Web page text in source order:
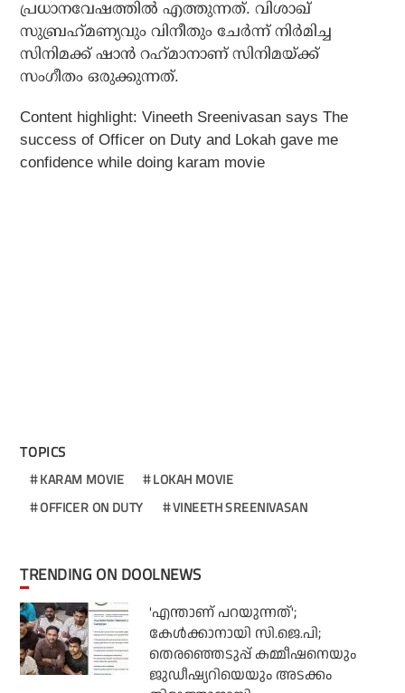
പ്രധാനവേഷത്തില്‍ എത്തുന്നത്. വിശാഖ്
സുബ്രഹ്‌മണ്യവും വിനീതും ചേര്‍ന്ന് നിര്‍മിച്ച
സിനിമക്ക് ഷാന്‍ റഹ്‌മാനാണ് സിനിമയ്ക്ക്
സംഗീതം ഒരുക്കുന്നത്.
Content highlight: Vineeth Sreenivasan says The
success of Officer on Duty and Lokah gave me
confidence while doing karam movie
TOPICS
KARAM MOVIE
LOKAH MOVIE
OFFICER ON DUTY
VINEETH SREENIVASAN
TRENDING ON DOOLNEWS
'എന്താണ് പറയുന്നത്';
കേള്‍ക്കാനായി സി.ജെ.പി;
തെരഞ്ഞെടുപ്പ് കമ്മീഷനെയും
ജുഡീഷ്യറിയെയും അടക്കം